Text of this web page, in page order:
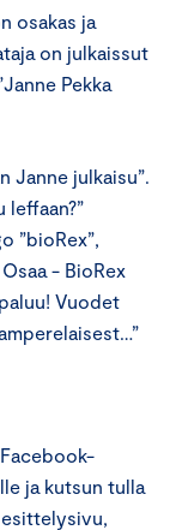
osakas ja
on julkaissut
Pekka
Janne julkaisu”.
leffaan?”
”bioRex”,
- BioRex
Vuodet
ja kutsun tulla